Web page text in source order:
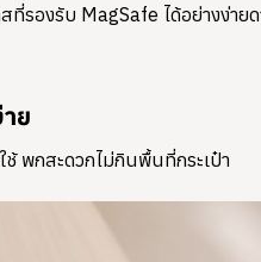
รองรับ MagSafe ได้อย่างง่าย
ย
ช้ พกสะดวกไม่กินพื้นที่กระเป๋า